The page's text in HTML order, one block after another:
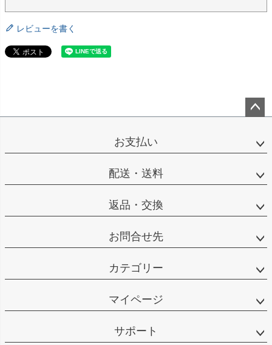
レビューを書く
ップ
お支払い
配送・送料
返品・交換
お問合せ先
カテゴリー
マイページ
サポート